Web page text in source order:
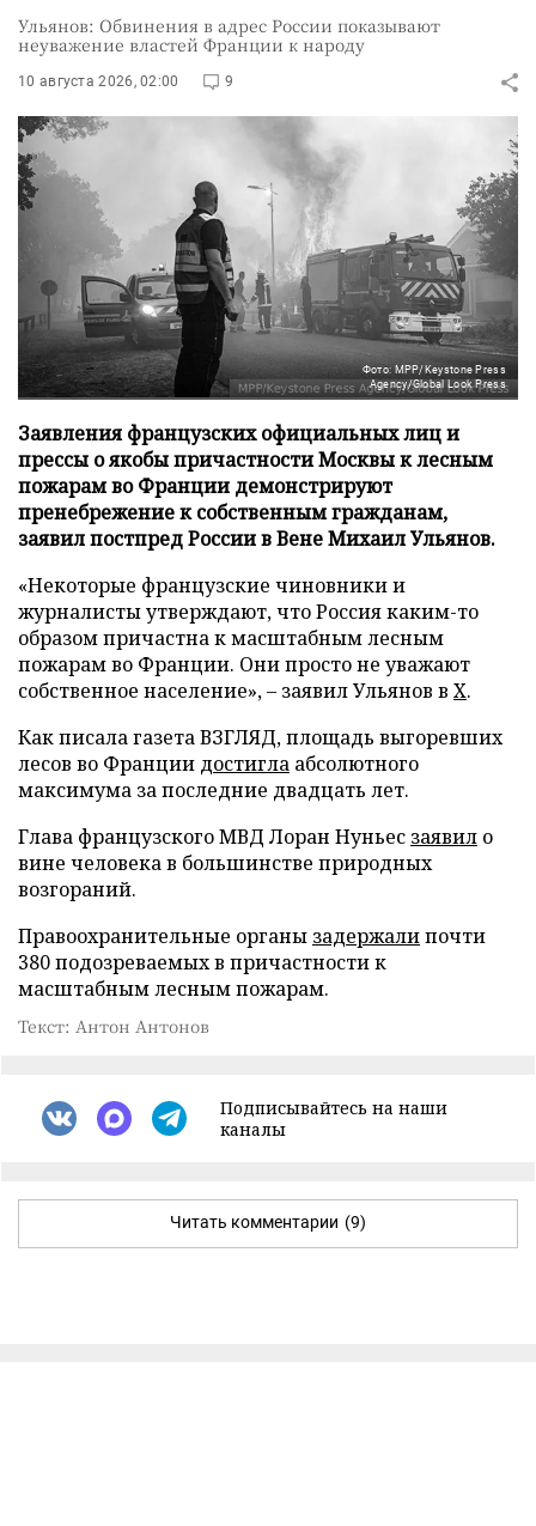
Ульянов: Обвинения в адрес России показывают
неуважение властей Франции к народу
10 августа 2026, 02:00 9
Фото: MPP/Keystone Press
Agency/Global Look Press
Заявления французских официальных лиц и
прессы о якобы причастности Москвы к лесным
пожарам во Франции демонстрируют
пренебрежение к собственным гражданам,
заявил постпред России в Вене Михаил Ульянов.
«Некоторые французские чиновники и
журналисты утверждают, что Россия каким-то
образом причастна к масштабным лесным
пожарам во Франции. Они просто не уважают
собственное население», – заявил Ульянов в X.
Как писала газета ВЗГЛЯД, площадь выгоревших
лесов во Франции достигла абсолютного
максимума за последние двадцать лет.
Глава французского МВД Лоран Нуньес заявил о
вине человека в большинстве природных
возгораний.
Правоохранительные органы задержалипочти
380 подозреваемых в причастности к
масштабным лесным пожарам.
Текст: Антон Антонов
Подписывайтесь на наши
каналы
Читать комментарии (9)